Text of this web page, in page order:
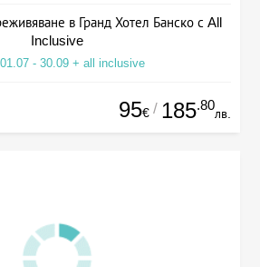
в Гранд Хотел Банско с All
Inclusive
- 30.09 + all inclusive
95€ / 185.80
лв.